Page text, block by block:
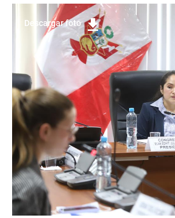
Descargar foto